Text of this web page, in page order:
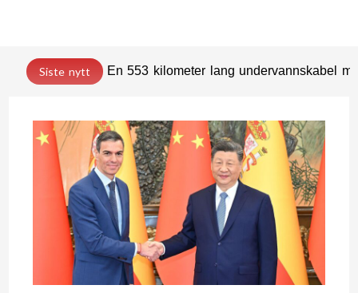
Siste nytt En 553 kilometer lang undervannskabel